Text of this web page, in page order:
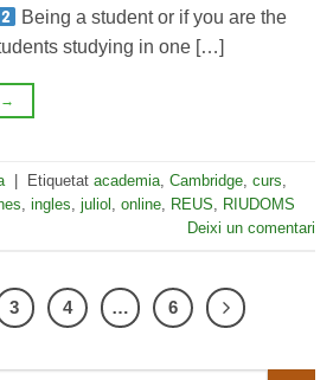
Being a student or if you are the
studying in one […]
→
Etiquetat academia, Cambridge, curs,
, ingles, juliol , online, REUS, RIUDOMS
Deixi un comentari
3 4 … 6